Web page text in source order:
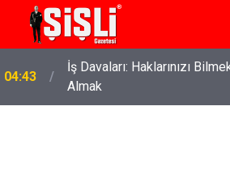
04:43
İş Davaları: Haklarınızı
Almak